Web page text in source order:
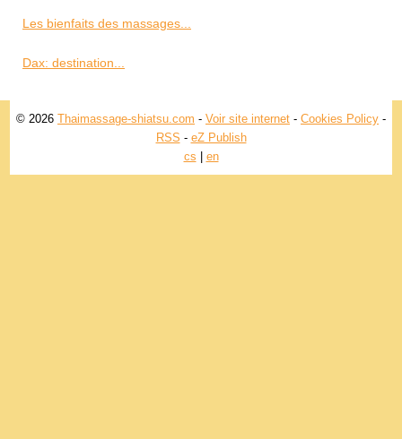
Les bienfaits des massages...
Dax: destination...
© 2026 Thaimassage-shiatsu.com - Voir site internet - Cookies Policy -
RSS - eZ Publish
cs
en